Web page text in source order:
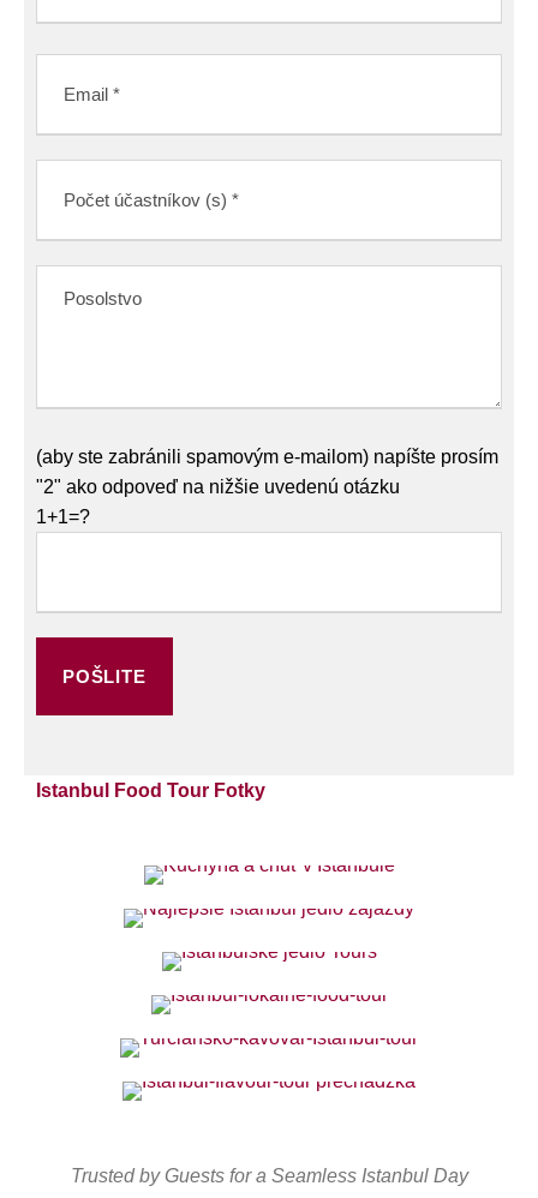
(aby ste zabránili spamovým e-mailom) napíšte prosím
"2" ako odpoveď na nižšie uvedenú otázku
1+1=?
Istanbul Food Tour Fotky
Trusted by Guests for a Seamless Istanbul Day